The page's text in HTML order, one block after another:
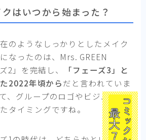
はいつから始まった？
のようなしっかりとしたメイク
なったのは、Mrs. GREEN
2」を完結し、
「フェーズ3」と
2022年頃からだと言われていま
、グループのロゴやビジュアル
タイミングですね。